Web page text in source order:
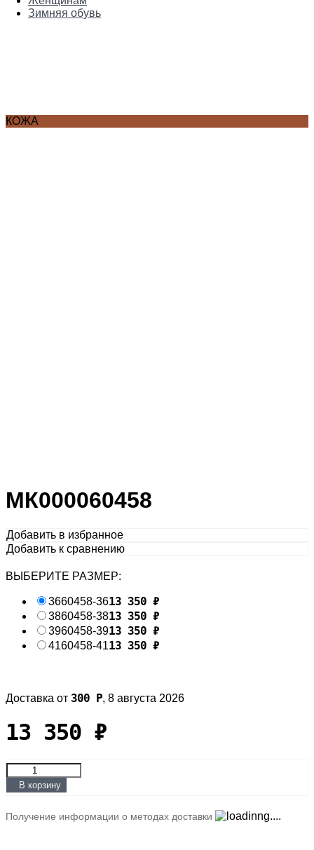
Зимняя обувь
КОЖА
МК000060458
Добавить в избранное
Добавить к сравнению
ВЫБЕРИТЕ РАЗМЕР:
3660458-3613 350 ₽
3860458-3813 350 ₽
3960458-3913 350 ₽
4160458-4113 350 ₽
Доставка от 300 Р, 8 августа 2026
13 350 ₽
В корзину
Получение информации о методах доставки